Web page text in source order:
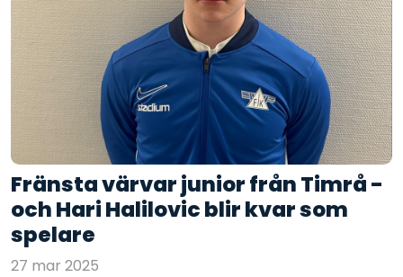
Fränsta värvar junior från Timrå -
och Hari Halilovic blir kvar som
spelare
27 mar 2025